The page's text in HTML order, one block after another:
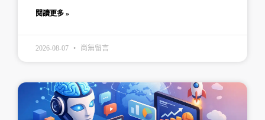
閱讀更多 »
2026-08-07 尚無留言